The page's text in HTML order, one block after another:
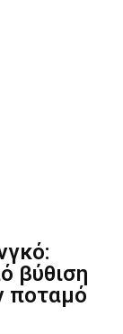
βύθιση
ποταμό